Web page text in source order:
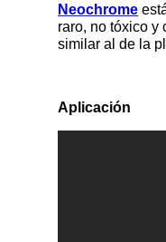
Neochrome
raro, no tóxico y
similar al de la
Aplicación